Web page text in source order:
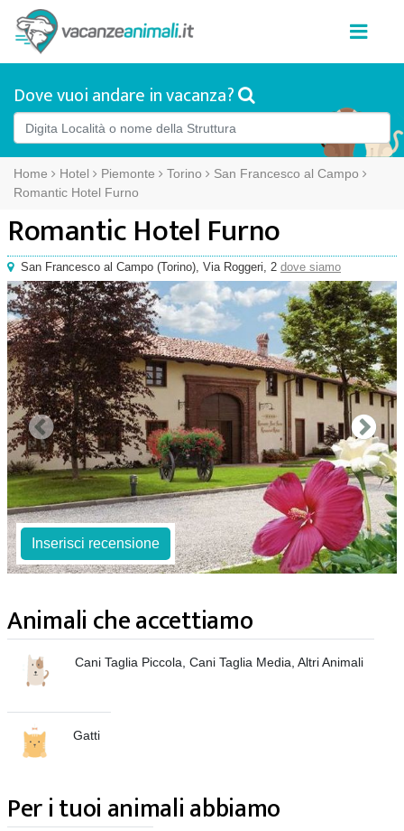
Dove vuoi andare in vacanza?
Home Hotel Piemonte Torino
San Francesco al Campo
Romantic Hotel Furno
Romantic Hotel Furno
San Francesco al Campo (Torino), Via Roggeri, 2 dove siamo
Inserisci recensione
Animali che accettiamo
Cani Taglia Piccola, Cani Taglia Media, Altri Animali
Gatti
Per i tuoi animali abbiamo